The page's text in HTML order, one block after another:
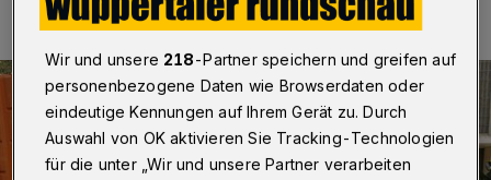
Wir und unsere 218-Partner speichern und greifen auf
personenbezogene Daten wie Browserdaten oder
eindeutige Kennungen auf Ihrem Gerät zu. Durch
Auswahl von OK aktivieren Sie Tracking-Technologien
für die unter „Wir und unsere Partner verarbeiten